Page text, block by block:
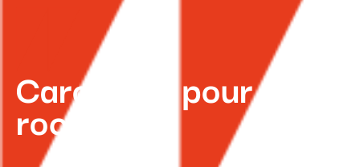
Carottiers pour
roche